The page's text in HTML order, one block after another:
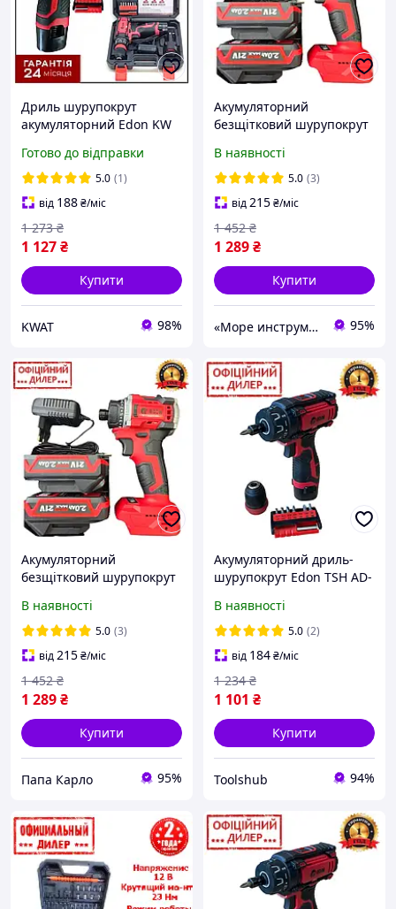
Дриль шурупокрут
акумуляторний Edon KW
Швидкознімний патрон 2
швидкості 2 АКБ 12 В 2 Ач
Готово до відправки
5.0 (1)
від 188₴/міс
1 127₴
1 273 ₴
Купити
KWAT 98%
Акумуляторний
безщітковий шурупокрут
(Двохшвидкісний, 2 акб,
ЗП, Кейс) для дому
В наявності
5.0 (3)
від215₴/міс
1 289₴
1 452 ₴
Купити
«Море инструментов» 95%
Акумуляторний
безщітковий шурупокрут
(Двохшвидкісний, 2 акб,
ЗП, Кейс) для дому
В наявності
5.0 (3)
від215₴/міс
1 289₴
1 452 ₴
Купити
Папа Карло 95%
Акумуляторний дриль-
шурупокрут Edon TSH AD-
акб 2 А·год/12 В, Кейс)
Шурупокрут для дому та
дачі
В наявності
5.0 (2)
від 184₴/міс
1 101 ₴
1 234 ₴
Купити
Toolshub 94%